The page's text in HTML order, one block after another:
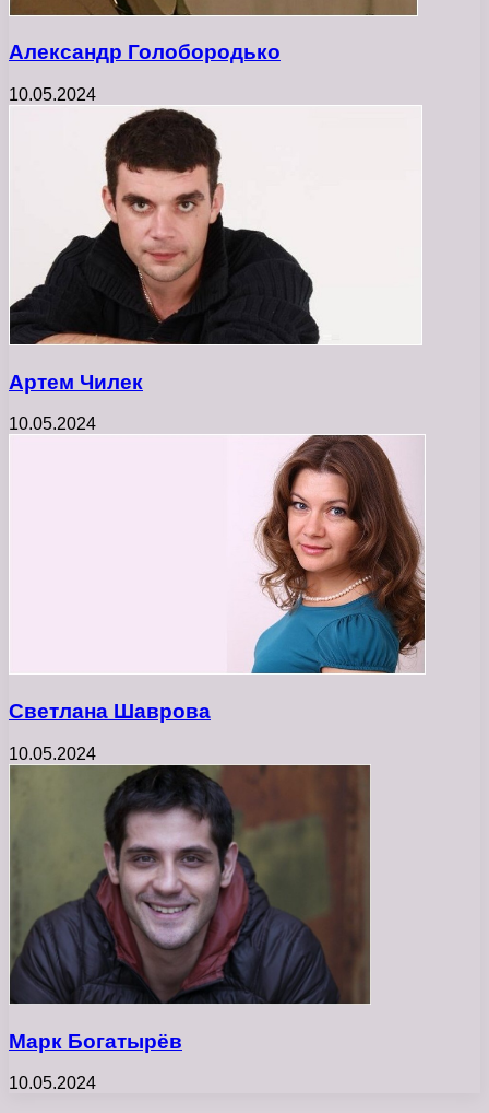
Александр Голобородько
10.05.2024
Артем Чилек
10.05.2024
Светлана Шаврова
10.05.2024
Марк Богатырёв
10.05.2024